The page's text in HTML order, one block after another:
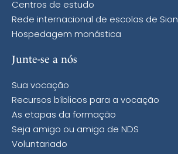
Centros de estudo
Rede internacional de escolas de Sion
Hospedagem monástica
Junte-se a nós
Sua vocação
Recursos bíblicos para a vocação
As etapas da formação
Seja amigo ou amiga de NDS
Voluntariado